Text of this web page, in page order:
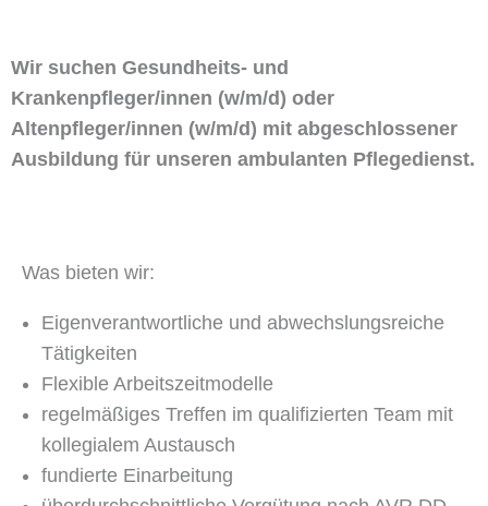
Wir suchen Gesundheits- und
Krankenpfleger/innen (w/m/d) oder
Altenpfleger/innen (w/m/d) mit abgeschlossener
Ausbildung für unseren ambulanten Pflegedienst.
Was bieten wir:
Eigenverantwortliche und abwechslungsreiche
Tätigkeiten
Flexible Arbeitszeitmodelle
regelmäßiges Treffen im qualifizierten Team mit
kollegialem Austausch
fundierte Einarbeitung